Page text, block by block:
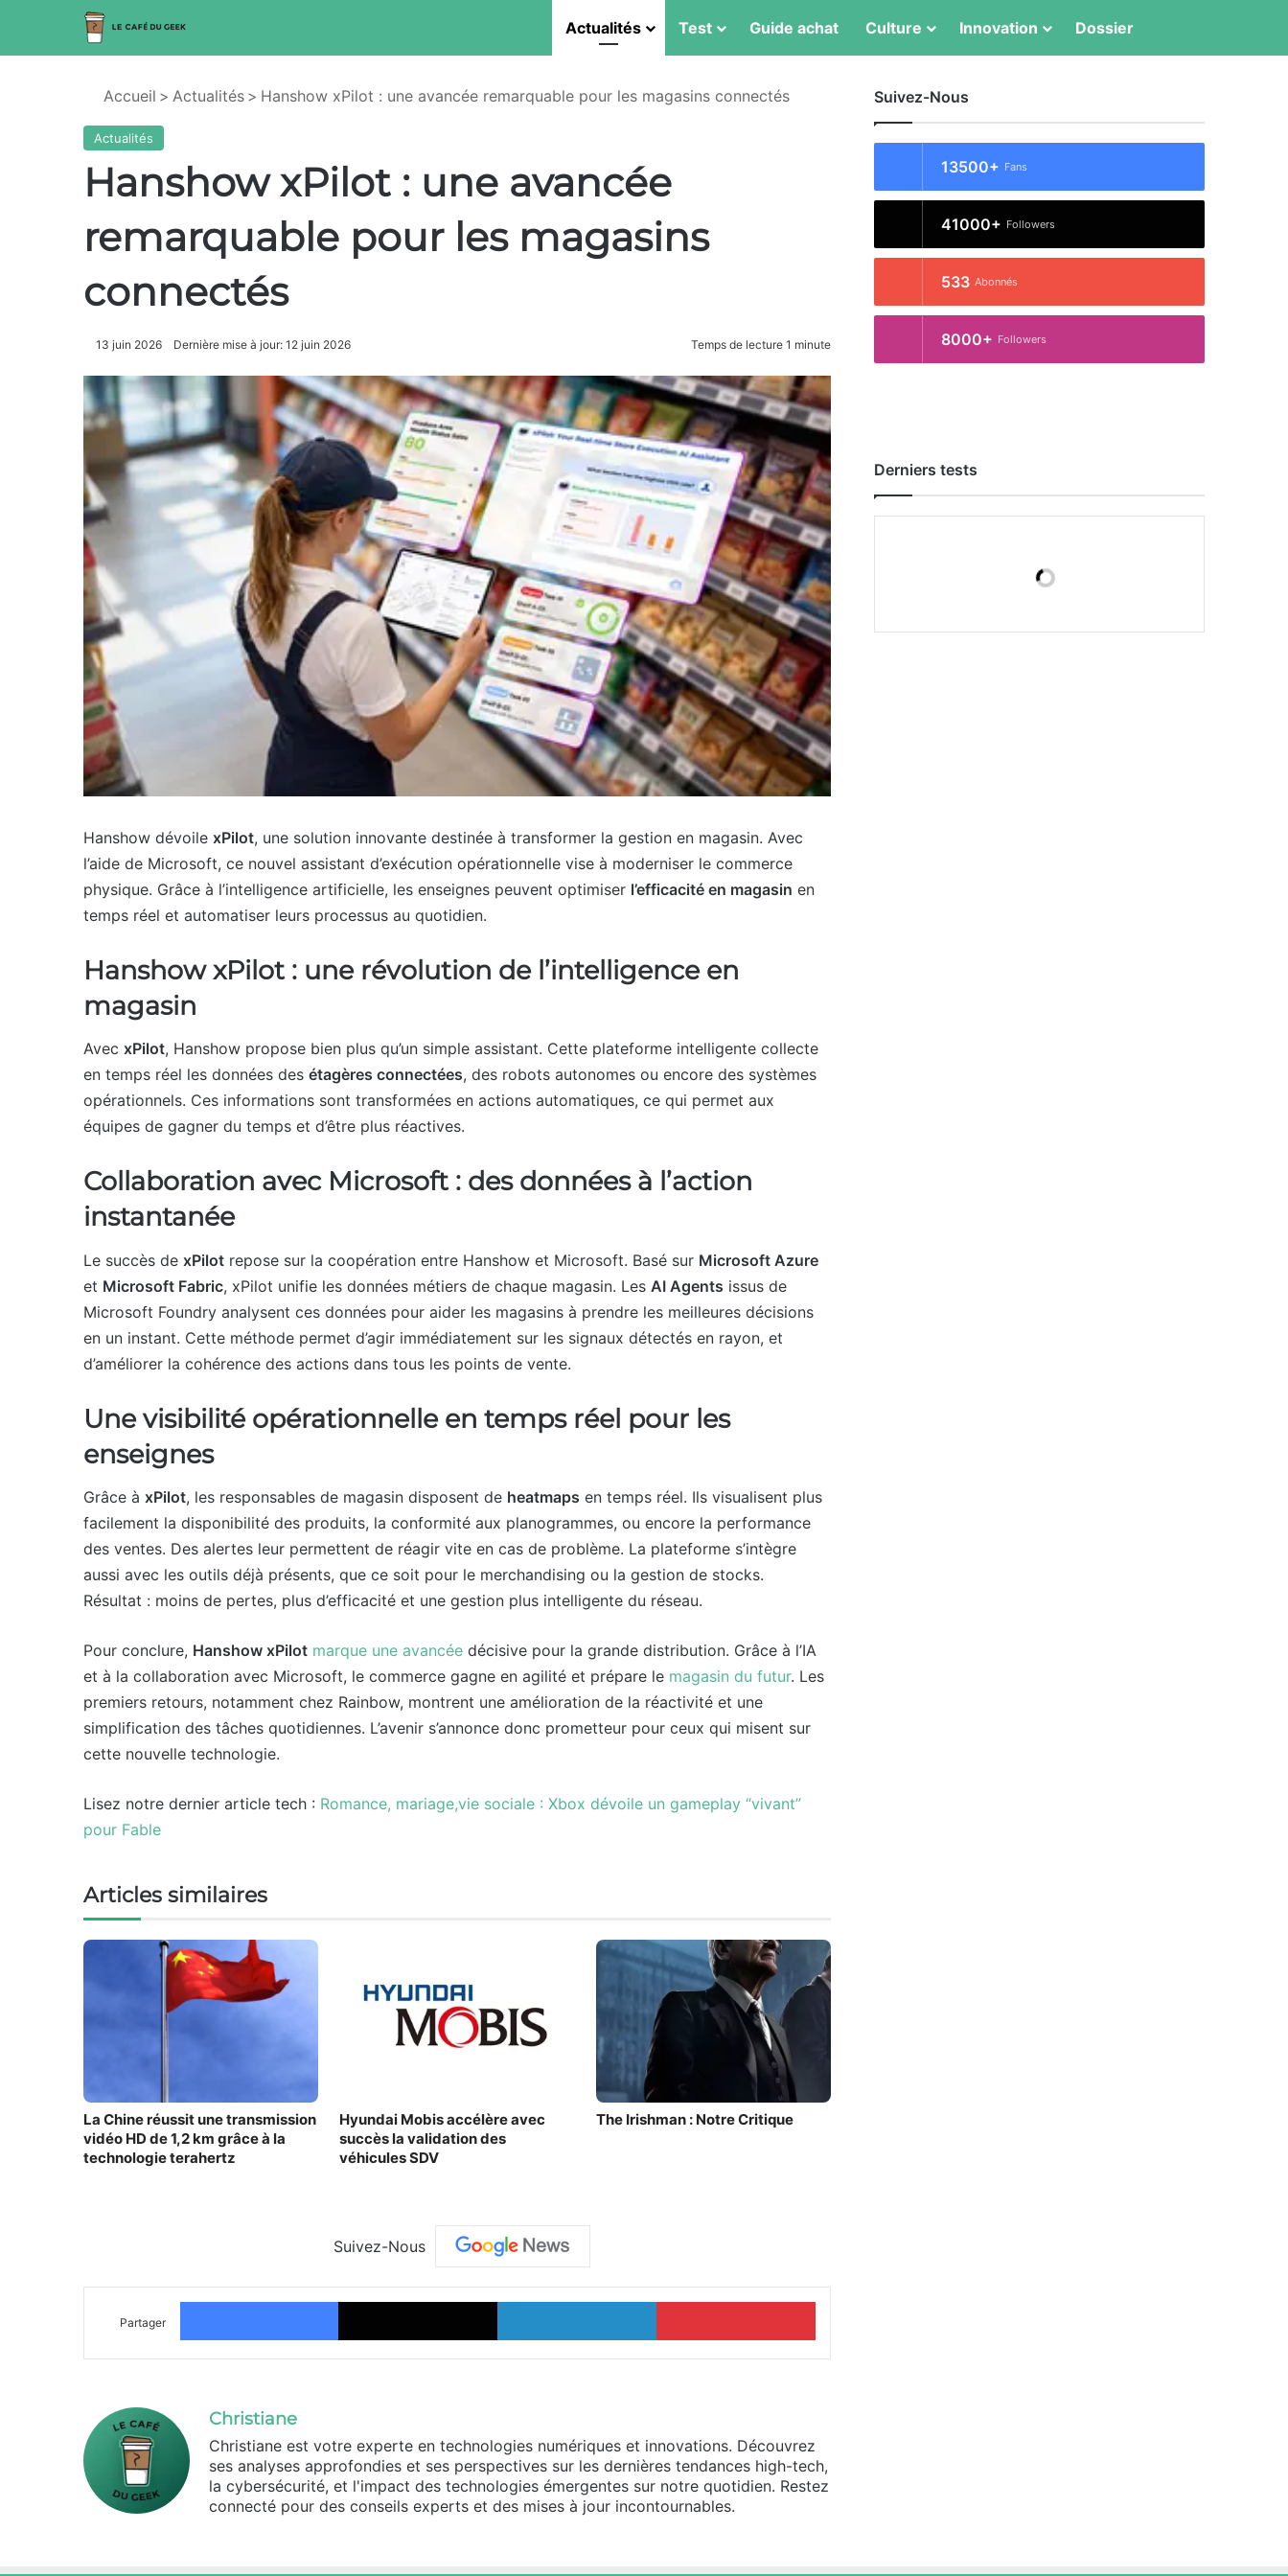
Actualités Test Guide achat Culture Innovation Dossier
Accueil > Actualités > Hanshow xPilot : une avancée remarquable pour les magasins connectés
Actualités
Hanshow xPilot : une avancée
remarquable pour les magasins
connectés
13 juin 2026 Dernière mise à jour: 12 juin 2026 Temps de lecture 1 minute
Hanshow dévoile xPilot, une solution innovante destinée à transformer la gestion en magasin. Avec
l’aide de Microsoft, ce nouvel assistant d’exécution opérationnelle vise à moderniser le commerce
physique. Grâce à l’intelligence artificielle, les enseignes peuvent optimiser l’efficacité en magasin en
temps réel et automatiser leurs processus au quotidien.
Hanshow xPilot : une révolution de l’intelligence en
magasin
Avec xPilot, Hanshow propose bien plus qu’un simple assistant. Cette plateforme intelligente collecte
en temps réel les données des étagères connectées, des robots autonomes ou encore des systèmes
opérationnels. Ces informations sont transformées en actions automatiques, ce qui permet aux
équipes de gagner du temps et d’être plus réactives.
Collaboration avec Microsoft : des données à l’action
instantanée
Le succès de xPilot repose sur la coopération entre Hanshow et Microsoft. Basé sur Microsoft Azure
et Microsoft Fabric, xPilot unifie les données métiers de chaque magasin. Les AI Agents issus de
Microsoft Foundry analysent ces données pour aider les magasins à prendre les meilleures décisions
en un instant. Cette méthode permet d’agir immédiatement sur les signaux détectés en rayon, et
d’améliorer la cohérence des actions dans tous les points de vente.
Une visibilité opérationnelle en temps réel pour les
enseignes
Grâce à xPilot, les responsables de magasin disposent de heatmaps en temps réel. Ils visualisent plus
facilement la disponibilité des produits, la conformité aux planogrammes, ou encore la performance
des ventes. Des alertes leur permettent de réagir vite en cas de problème. La plateforme s’intègre
aussi avec les outils déjà présents, que ce soit pour le merchandising ou la gestion de stocks.
Résultat : moins de pertes, plus d’efficacité et une gestion plus intelligente du réseau.
Pour conclure, Hanshow xPilot marque une avancée décisive pour la grande distribution. Grâce à l’IA
et à la collaboration avec Microsoft, le commerce gagne en agilité et prépare le magasin du futur. Les
premiers retours, notamment chez Rainbow, montrent une amélioration de la réactivité et une
simplification des tâches quotidiennes. L’avenir s’annonce donc prometteur pour ceux qui misent sur
cette nouvelle technologie.
Lisez notre dernier article tech : Romance, mariage,vie sociale : Xbox dévoile un gameplay “vivant”
pour Fable
Articles similaires
La Chine réussit une transmission
vidéo HD de 1,2 km grâce à la
technologie terahertz
Hyundai Mobis accélère avec
succès la validation des
véhicules SDV
The Irishman : Notre Critique
Suivez-Nous
Partager
Facebook X Linkedin Pinterest
Christiane
Christiane est votre experte en technologies numériques et innovations. Découvrez
ses analyses approfondies et ses perspectives sur les dernières tendances high-tech,
la cybersécurité, et l'impact des technologies émergentes sur notre quotidien. Restez
connecté pour des conseils experts et des mises à jour incontournables.
Suivez-Nous
13500+ Fans
41000+ Followers
533 Abonnés
8000+ Followers
Derniers tests